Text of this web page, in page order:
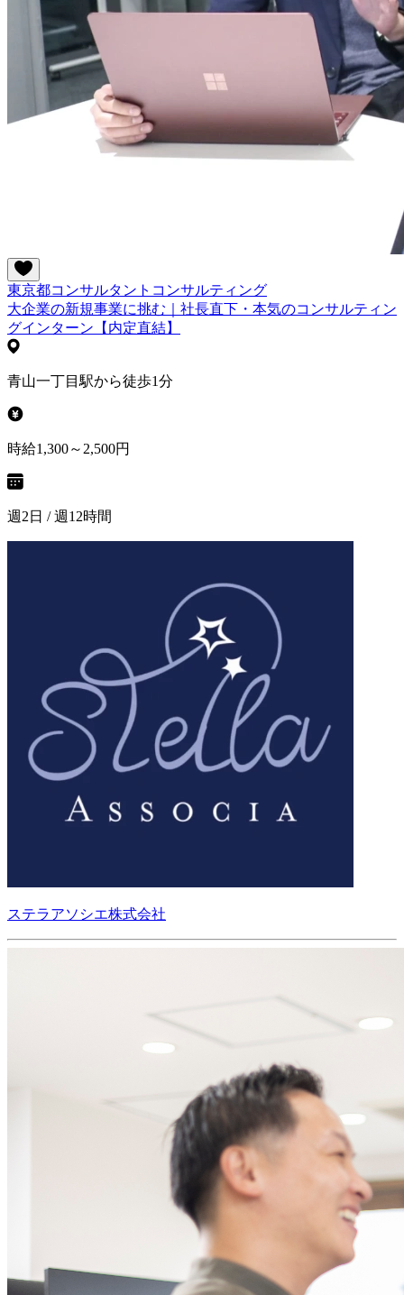
東京都コンサルタント コンサルティング
大企業の新規事業に挑む｜社長直下・本気のコンサルティン
グインターン【内定直結】
青山一丁目駅から徒歩1分
時給1,300～2,500円
週2日 / 週12時間
ステラアソシエ株式会社